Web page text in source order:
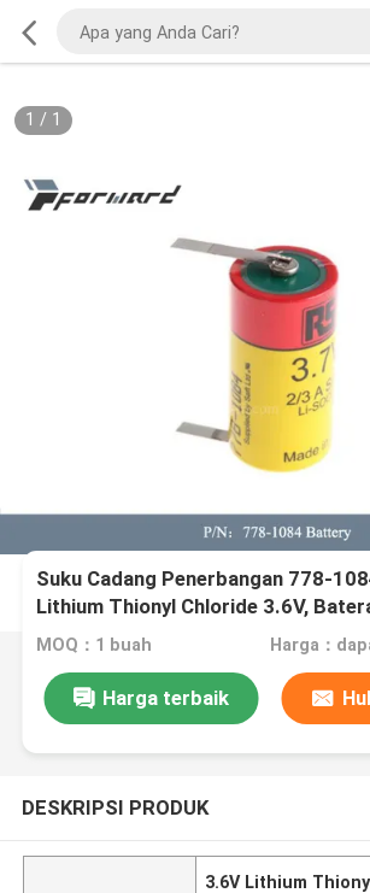
1 / 1
Suku Cadang Penerbangan 778-
Lithium Thionyl Chloride 3.6V,
MOQ：1 buah
Harga terbaik
DESKRIPSI PRODUK
3.6V Lithium